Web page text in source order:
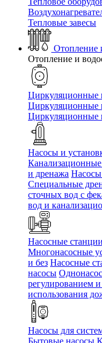
Тепловые завесы
Отопление
Отопление и
Циркуляционные
Циркуляционные
Циркуляционные
Насосы и
Канализационные
и дренажа Насосы
Специальные
сточных вод c
вод и
Насосные
Многонасосные
и без Насосные
насосы
регулированием и
использования
Насосы для
Бытовые насосы